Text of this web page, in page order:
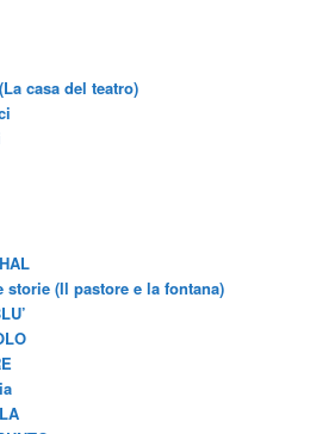
casa del teatro)
storie (Il pastore e la fontana)